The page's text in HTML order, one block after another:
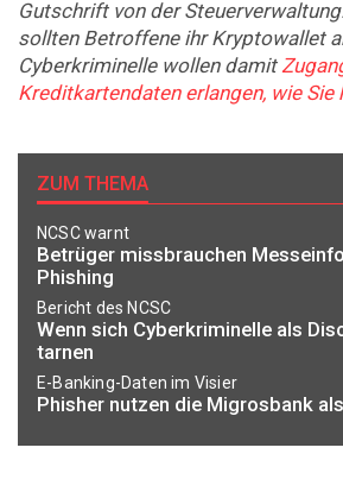
Gutschrift von der
sollten Betroffene ihr Kryptowallet
Cyberkriminelle wollen damit
Kreditkartendaten erlangen, wie Sie
ZUM THEMA
NCSC warnt
Betrüger missbrauchen
Phishing
Bericht des NCSC
Wenn sich Cyberkriminelle als
tarnen
E-Banking-Daten im Visier
Phisher nutzen die Migrosbank